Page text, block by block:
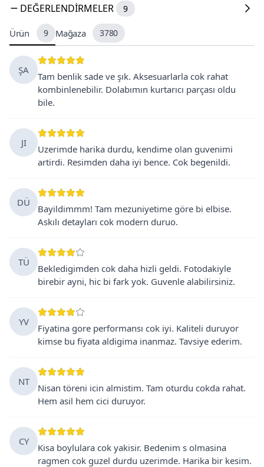
DEĞERLENDIRMELER 9
Ürün 9 Mağaza 3780
ŞA
Tam benlik sade ve şık. Aksesuarlarla cok rahat
kombinlenebilir. Dolabımın kurtarıcı parçası oldu
bile.
JI
Uzerimde harika durdu, kendime olan guvenimi
artirdi. Resimden daha iyi bence. Cok begenildi.
DÜ
Bayildimmm! Tam mezuniyetime göre bi elbise.
Askılı detayları cok modern duruo.
TÜ
Bekledigimden cok daha hizli geldi. Fotodakiyle
birebir ayni, hic bi fark yok. Guvenle alabilirsiniz.
YV
Fiyatina gore performansı cok iyi. Kaliteli duruyor
kimse bu fiyata aldigima inanmaz. Tavsiye ederim.
NT
Nisan töreni icin almistim. Tam oturdu cokda rahat.
Hem asil hem cici duruyor.
CY
Kisa boylulara cok yakisir. Bedenim s olmasina
ragmen cok guzel durdu uzerimde. Harika bir kesim.